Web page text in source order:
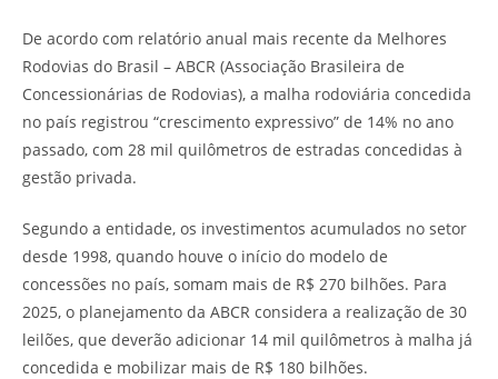
De acordo com relatório anual mais recente da Melhores
Rodovias do Brasil – ABCR (Associação Brasileira de
Concessionárias de Rodovias), a malha rodoviária concedida
no país registrou “crescimento expressivo” de 14% no ano
passado, com 28 mil quilômetros de estradas concedidas à
gestão privada.
Segundo a entidade, os investimentos acumulados no setor
desde 1998, quando houve o início do modelo de
concessões no país, somam mais de R$ 270 bilhões. Para
2025, o planejamento da ABCR considera a realização de 30
leilões, que deverão adicionar 14 mil quilômetros à malha já
concedida e mobilizar mais de R$ 180 bilhões.